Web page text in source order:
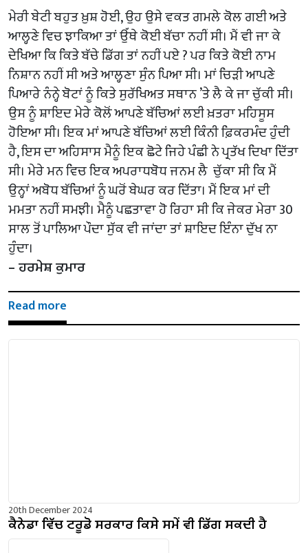
ਮੇਰੀ ਬੇਟੀ ਬਹੁਤ ਖ਼ੁਸ਼ ਹੋਈ, ਉਹ ਉਸੇ ਵਕਤ ਗਮਲੇ ਕੋਲ ਗਈ ਅਤੇ
ਆਲ੍ਹਣੇ ਵਿਚ ਝਾਕਿਆ ਤਾਂ ਉੱਥੇ ਕੋਈ ਬੱਚਾ ਨਹੀਂ ਸੀ। ਮੈਂ ਵੀ ਜਾ ਕੇ
ਦੇਖਿਆ ਕਿ ਕਿਤੇ ਬੱਚੇ ਡਿੱਗ ਤਾਂ ਨਹੀਂ ਪਏ ? ਪਰ ਕਿਤੇ ਕੋਈ ਨਾਮ
ਨਿਸ਼ਾਨ ਨਹੀਂ ਸੀ ਅਤੇ ਆਲ੍ਹਣਾ ਸੁੰਨ ਪਿਆ ਸੀ। ਮਾਂ ਚਿੜੀ ਆਪਣੇ
ਪਿਆਰੇ ਨੰਨ੍ਹੇ ਬੋਟਾਂ ਨੂੰ ਕਿਤੇ ਸੁਰੱਖਿਅਤ ਸਥਾਨ ’ਤੇ ਲੈ ਕੇ ਜਾ ਚੁੱਕੀ ਸੀ।
ਉਸ ਨੂੰ ਸ਼ਾਇਦ ਮੇਰੇ ਕੋਲੋਂ ਆਪਣੇ ਬੱਚਿਆਂ ਲਈ ਖ਼ਤਰਾ ਮਹਿਸੂਸ
ਹੋਇਆ ਸੀ। ਇਕ ਮਾਂ ਆਪਣੇ ਬੱਚਿਆਂ ਲਈ ਕਿੰਨੀ ਫ਼ਿਕਰਮੰਦ ਹੁੰਦੀ
ਹੈ, ਇਸ ਦਾ ਅਹਿਸਾਸ ਮੈਨੂੰ ਇਕ ਛੋਟੇ ਜਿਹੇ ਪੰਛੀ ਨੇ ਪ੍ਰਤੱਖ ਦਿਖਾ ਦਿੱਤਾ
ਸੀ। ਮੇਰੇ ਮਨ ਵਿਚ ਇਕ ਅਪਰਾਧਬੋਧ ਜਨਮ ਲੈ ਚੁੱਕਾ ਸੀ ਕਿ ਮੈਂ
ਉਨ੍ਹਾਂ ਅਬੋਧ ਬੱਚਿਆਂ ਨੂੰ ਘਰੋਂ ਬੇਘਰ ਕਰ ਦਿੱਤਾ। ਮੈਂ ਇਕ ਮਾਂ ਦੀ
ਮਮਤਾ ਨਹੀਂ ਸਮਝੀ। ਮੈਨੂੰ ਪਛਤਾਵਾ ਹੋ ਰਿਹਾ ਸੀ ਕਿ ਜੇਕਰ ਮੇਰਾ 30
ਸਾਲ ਤੋਂ ਪਾਲਿਆ ਪੌਦਾ ਸੁੱਕ ਵੀ ਜਾਂਦਾ ਤਾਂ ਸ਼ਾਇਦ ਇੰਨਾ ਦੁੱਖ ਨਾ
ਹੁੰਦਾ।
– ਹਰਮੇਸ਼ ਕੁਮਾਰ
Read more
20th December 2024
ਕੈਨੇਡਾ ਵਿੱਚ ਟਰੂਡੋ ਸਰਕਾਰ ਕਿਸੇ ਸਮੇਂ ਵੀ ਡਿੱਗ ਸਕਦੀ ਹੈ